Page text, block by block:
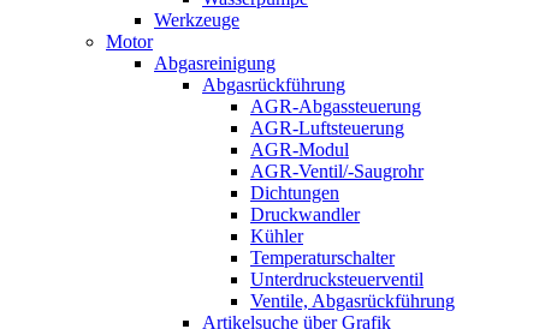
Werkzeuge
Motor
Abgasreinigung
Abgasrückführung
AGR-Abgassteuerung
AGR-Luftsteuerung
AGR-Modul
AGR-Ventil/-Saugrohr
Dichtungen
Druckwandler
Kühler
Temperaturschalter
Unterdrucksteuerventil
Ventile, Abgasrückführung
Artikelsuche über Grafik